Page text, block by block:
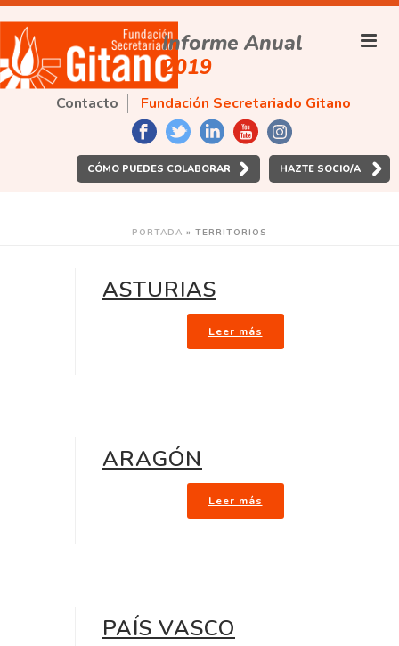
Informe Anual
2019
Contacto Fundación Secretariado Gitano
CÓMO PUEDES COLABORAR HAZTE SOCIO/A
PORTADA » TERRITORIOS
ASTURIAS
Leer más
ARAGÓN
Leer más
PAÍS VASCO